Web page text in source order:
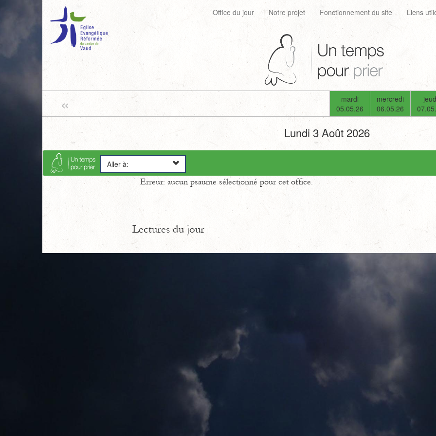
Office du jour Notre projet Fonctionnement du site Liens
«
mardi
05.05.26
mercredi
06.05.26
Lundi 3 Août 2026
Aller à:
Erreur: aucun psaume sélectionné pour cet office.
Lectures du jour